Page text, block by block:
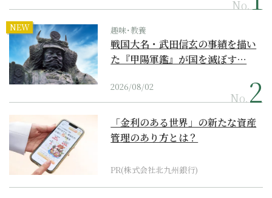
No.
NEW 趣味･教養
戦国大名・武田信玄の事績を描い
た『甲陽軍鑑』が国を滅ぼす…
2026/08/02
No.
「金利のある世界」の新たな資産
管理のあり方とは？
PR(株式会社北九州銀行)